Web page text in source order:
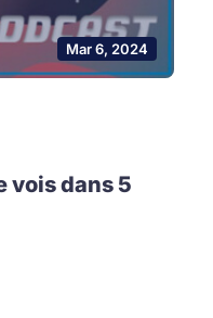
Mar 6, 2024
vois dans 5